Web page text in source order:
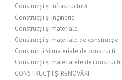
Construcții și infrastructură
Construcții și inginerie
Construcții și materiale
Construcții și materiale de construcție
Constructii si materiale de constructii
Construcții și materialele de construcții
CONSTRUCȚII ȘI RENOVĂRI